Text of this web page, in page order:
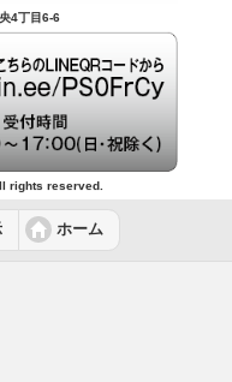
4丁目6-6
rights reserved.
ホーム